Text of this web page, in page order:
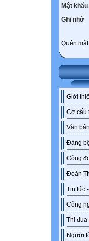
Mật khẩu
Ghi nhớ
Quên
Giới
Cơ cấu
Văn
Đảng
Công
Đoàn
Tin tức
Công
Thi đua
Người